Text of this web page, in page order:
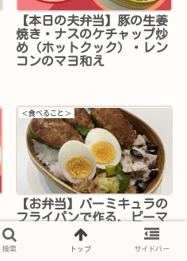
【本日の夫弁当】豚の生姜
焼き・ナスのケチャップ炒
め（ホットクック）・レン
コンのマヨ和え
＜食べること＞
【お弁当】バーミキュラの
フライパンで作る、ピーマ
ンの肉詰め弁当
検索 トップ サイドバー